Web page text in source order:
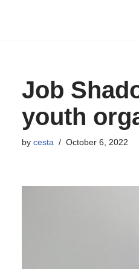
Job
youth
by cesta October 6, 2022